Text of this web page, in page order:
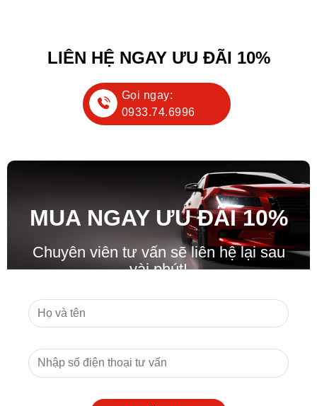
LIÊN HỆ NGAY ƯU ĐÃI 10%
Gọi ngay:
0933.74.6996
MUA NGAY ƯU ĐÃI10%
Chuyên viên tư vấn sẽ liên hệ lại sau
vài phút!